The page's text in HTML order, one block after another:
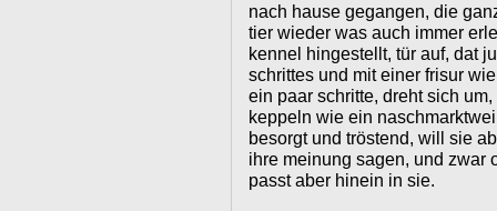
nach hause gegangen, die
tier wieder was auch immer
kennel hingestellt, tür auf, dat
schrittes und mit einer frisur
ein paar schritte, dreht sich
keppeln wie ein
besorgt und tröstend, will sie
ihre meinung sagen, und zwar
passt aber hinein in sie.